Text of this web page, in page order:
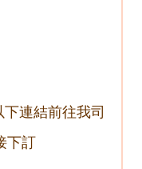
連結前往我司
下訂